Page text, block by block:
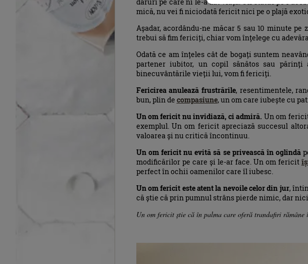
mică, nu vei fi niciodată fericit nici pe o plajă
Așadar, acordându-ne măcar 5 sau 10 minute
trebui să fim fericiți, chiar vom înțelege cu
Odată ce am înțeles cât de bogați suntem
partener iubitor, un copil sănătos sau părinți
binecuvântările vieții lui, vom fi fericiți.
Fericirea anulează frustrările, resentimentele,
bun, plin de compasiune, un om care iubește cu
Un om fericit nu invidiază, ci admiră. Un om
exemplul. Un om fericit apreciază succesul
valoarea și nu critică încontinuu.
Un om fericit nu evită să se privească în oglindă
modificărilor pe care și le-ar face. Un om fericit
perfect în ochii oamenilor care îl iubesc.
Un om fericit este atent la nevoile celor din jur,
că știe că prin pumnul strâns pierde nimic, dar
Un om fericit știe că în palma care oferă trandafiri rămâne